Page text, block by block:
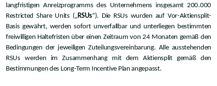
langfristigen Anreizprogramms des Unternehmens insgesamt 200.000
Restricted Share Units („RSUs“). Die RSUs wurden auf Vor-Aktiensplit-
Basis gewährt, werden sofort unverfallbar und unterliegen bestimmten
freiwilligen Haltefristen über einen Zeitraum von 24 Monaten gemäß den
Bedingungen der jeweiligen Zuteilungsvereinbarung. Alle ausstehenden
RSUs werden im Zusammenhang mit dem Aktiensplit gemäß den
Bestimmungen des Long-Term Incentive Plan angepasst.